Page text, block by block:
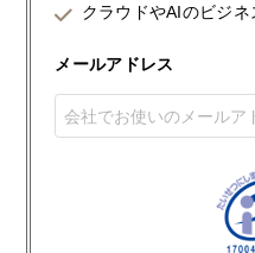
クラウドやAIのビジネ
メールアドレス